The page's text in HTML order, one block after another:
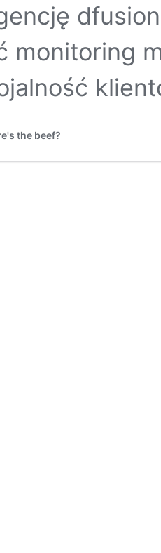
monitoring
the beef?